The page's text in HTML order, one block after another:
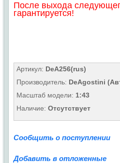
После выхода
гарантируется!
Артикул: DeA256(rus)
Производитель: DeAgostini
Масштаб модели: 1:43
Наличие: Отсутствует
Сообщить о поступлении
Добавить в отложенные